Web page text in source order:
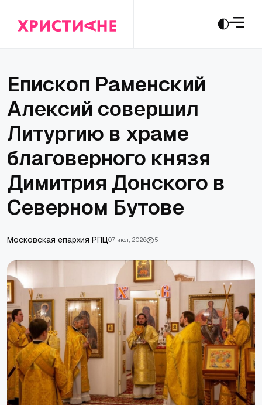
Епископ Раменский
Алексий совершил
Литургию в храме
благоверного князя
Димитрия Донского в
Северном Бутове
Московская епархия РПЦ07 июл., 2026 5